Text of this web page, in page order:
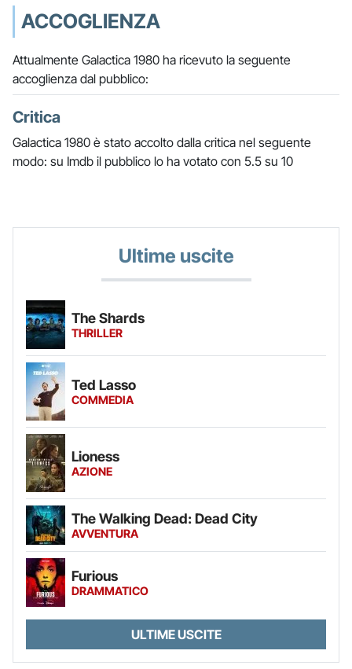
ACCOGLIENZA
Attualmente Galactica 1980 ha ricevuto la seguente
accoglienza dal pubblico:
Critica
Galactica 1980 è stato accolto dalla critica nel seguente
modo: su Imdb il pubblico lo ha votato con 5.5 su 10
Ultime uscite
The Shards
THRILLER
Ted Lasso
COMMEDIA
Lioness
AZIONE
The Walking Dead: Dead City
AVVENTURA
Furious
DRAMMATICO
ULTIME USCITE